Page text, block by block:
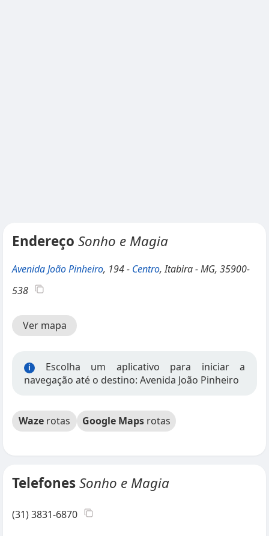
Endereço Sonho e Magia
Avenida João Pinheiro, 194 - Centro, Itabira - MG, 35900-
538
Ver mapa
i
Escolha um aplicativo para iniciar a
navegação até o destino: Avenida João Pinheiro
Waze rotas Google Maps rotas
TelefonesSonho e Magia
(31) 3831-6870